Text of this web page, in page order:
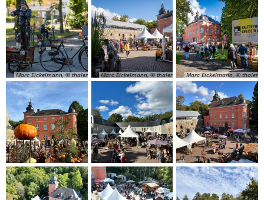
Marc Eickelmann, © thaler Marc Eickelmann, © thaler Marc Eickelmann, © thaler